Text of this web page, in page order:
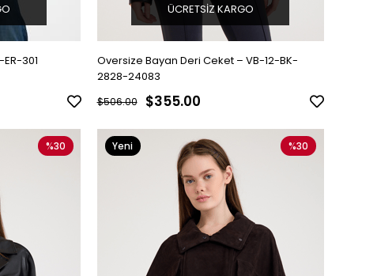
– E69-ER-301
Oversize Bayan Deri Ceket – VB-12-BK-
2828-24083
$355.00
$506.00
ÜCRETSIZ KARGO
%30 %30
Yeni